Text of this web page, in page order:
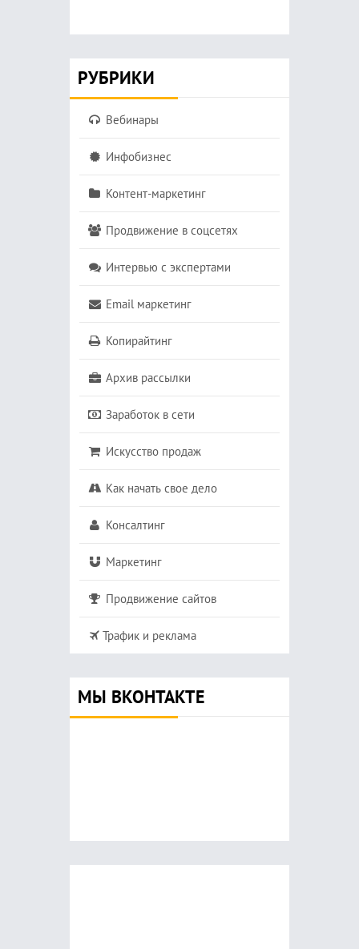
РУБРИКИ
Вебинары
Инфобизнес
Контент-маркетинг
Продвижение в соцсетях
Интервью с экспертами
Email маркетинг
Копирайтинг
Архив рассылки
Заработок в сети
Искусство продаж
Как начать свое дело
Консалтинг
Маркетинг
Продвижение сайтов
Трафик и реклама
МЫ ВКОНТАКТЕ